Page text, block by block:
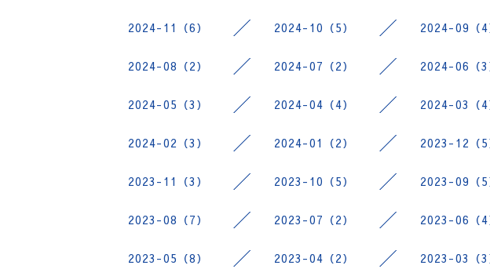
2024-11（6） 2024-10（5） 2024-09（4
2024-08（2） 2024-07（2） 2024-06（3
2024-05（3） 2024-04（4） 2024-03（4
2024-02（3） 2024-01（2） 2023-12（5
2023-11（3） 2023-10（5） 2023-09（5
2023-08（7） 2023-07（2） 2023-06（4
2023-05（8） 2023-04（2） 2023-03（3